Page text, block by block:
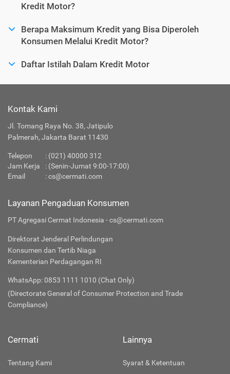
Kredit Motor?
Berapa Maksimum Kredit yang Bisa Diperoleh
Konsumen Melalui Kredit Motor?
Daftar Istilah Dalam Kredit Motor
Kontak Kami
Jl. Tomang Raya No. 38, Jatipulo
Palmerah, Jakarta Barat 11430
Telepon : (021) 40000 312
Jam Kerja
: (Senin-Jumat 9:00-17:00)
Email
:cs@cermati.com
Layanan Pengaduan Konsumen
PT Agregasi Cermat Indonesia - cs@cermati.com
Direktorat Jenderal Perlindungan
Konsumen dan Tertib Niaga
Kementerian Perdagangan RI
WhatsApp: 0853 1111 1010 (Chat Only)
(Directorate General of Consumer Protection and Trade
Compliance)
Cermati
Tentang Kami
Lainnya
Syarat & Ketentuan